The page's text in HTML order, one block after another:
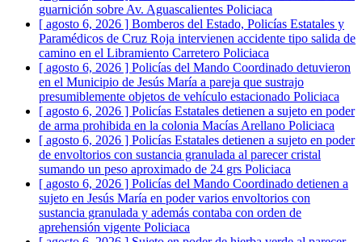
guarnición sobre Av. Aguascalientes Policiaca
[ agosto 6, 2026 ] Bomberos del Estado, Policías Estatales y
Paramédicos de Cruz Roja intervienen accidente tipo salida de
camino en el Libramiento Carretero Policiaca
[ agosto 6, 2026 ] Policías del Mando Coordinado detuvieron
en el Municipio de Jesús María a pareja que sustrajo
presumiblemente objetos de vehículo estacionado Policiaca
[ agosto 6, 2026 ] Policías Estatales detienen a sujeto en poder
de arma prohibida en la colonia Macías Arellano Policiaca
[ agosto 6, 2026 ] Policías Estatales detienen a sujeto en poder
de envoltorios con sustancia granulada al parecer cristal
sumando un peso aproximado de 24 grs Policiaca
[ agosto 6, 2026 ] Policías del Mando Coordinado detienen a
sujeto en Jesús María en poder varios envoltorios con
sustancia granulada y además contaba con orden de
aprehensión vigente Policiaca